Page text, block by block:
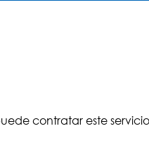
contratar este